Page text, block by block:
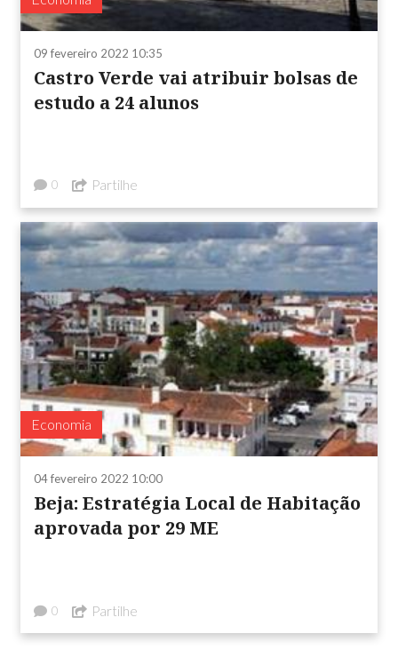
09 fevereiro 2022 10:35
Castro Verde vai atribuir bolsas de
estudo a 24 alunos
0 Partilhe
Economia
04 fevereiro 2022 10:00
Beja: Estratégia Local de Habitação
aprovada por 29 ME
0 Partilhe